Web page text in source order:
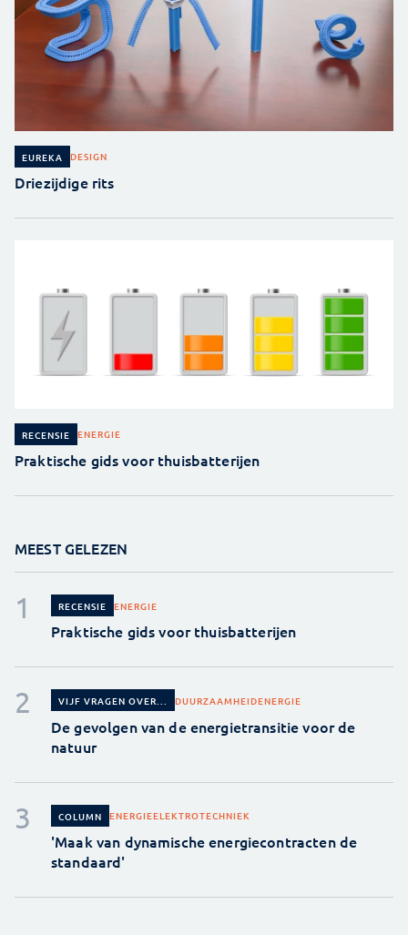
EUREKA DESIGN
Driezijdige rits
RECENSIE ENERGIE
Praktische gids voor thuisbatterijen
MEEST GELEZEN
RECENSIE ENERGIE
Praktische gids voor thuisbatterijen
VIJF VRAGEN OVER... DUURZAAMHEIDENERGIE
De gevolgen van de energietransitie voor de
natuur
COLUMN ENERGIEELEKTROTECHNIEK
'Maak van dynamische energiecontracten de
standaard'